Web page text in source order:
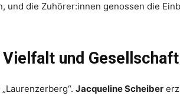
und die Zuhörer:innen genossen die
und Gesellschaft
„Laurenzerberg“. Jacqueline Scheiber